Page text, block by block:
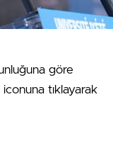
göre
iconuna tıklayarak